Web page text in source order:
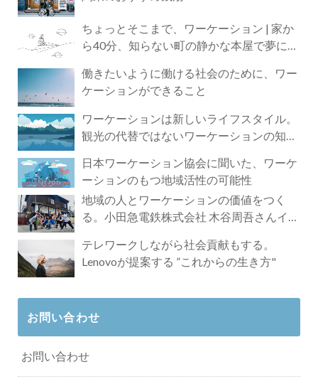
ちょっとそこまで、ワーケーション | 家か
ら40分、知らない町の静かな本屋で夢に近
働きたいように働ける社会のために、ワー
ケーションができること
ワーケーションは新しいライフスタイル。
観光の代替ではないワーケーションの知ら
日本ワーケーション協会に聞いた、ワーケ
ーションのもつ地域活性の可能性
地域の人とワーケーションの価値をつく
る。小田急電鉄株式会社 木谷周吾さんイン
テレワークしながら社会貢献もする。
Lenovoが提案する ”これからの生き方"
お問い合わせ
お問い合わせ